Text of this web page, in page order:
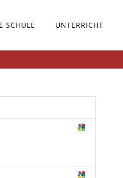
SCHULE UNTERRICHT